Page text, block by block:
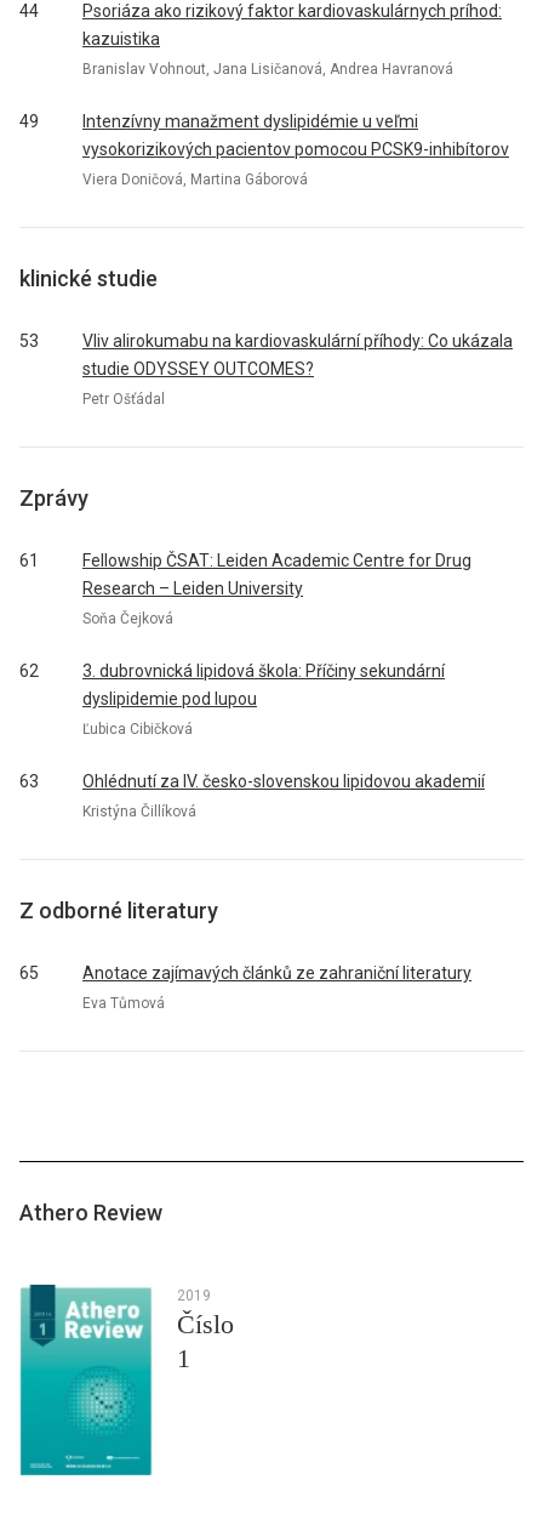
44
Psoriáza ako rizikový faktor kardiovaskulárnych príhod:
kazuistika
Branislav Vohnout, Jana Lisičanová, Andrea Havranová
49
Intenzívny manažment dyslipidémie u veľmi
vysokorizikových pacientov pomocou PCSK9-inhibítorov
Viera Doničová, Martina Gáborová
klinické studie
53
Vliv alirokumabu na kardiovaskulární příhody: Co ukázala
studie ODYSSEY OUTCOMES?
Petr Ošťádal
Zprávy
61
Fellowship ČSAT: Leiden Academic Centre for Drug
Research – Leiden University
Soňa Čejková
62
3. dubrovnická lipidová škola: Příčiny sekundární
dyslipidemie pod lupou
Ľubica Cibičková
63 Ohlédnutí za IV. česko-slovenskou lipidovou akademií
Kristýna Čillíková
Z odborné literatury
65 Anotace zajímavých článků ze zahraniční literatury
Eva Tůmová
Athero Review
2019
Číslo
1